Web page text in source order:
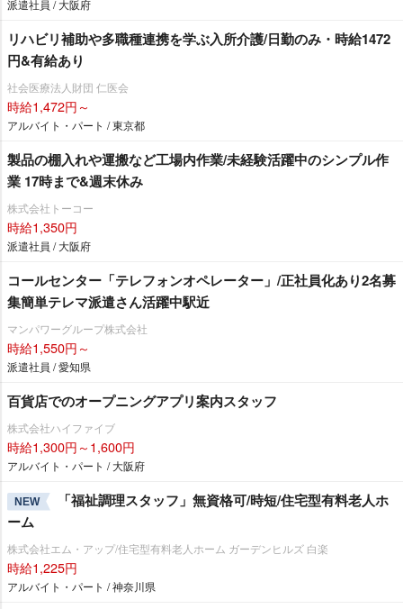
派遣社員 / 大阪府
リハビリ補助や多職種連携を学ぶ入所介護/日勤のみ・時給1472
円&有給あり
社会医療法人財団 仁医会
時給1,472円～
アルバイト・パート / 東京都
製品の棚入れや運搬など工場内作業/未経験活躍中のシンプル作
業 17時まで&週末休み
株式会社トーコー
時給1,350円
派遣社員 / 大阪府
コールセンター「テレフォンオペレーター」/正社員化あり2名募
集簡単テレマ派遣さん活躍中駅近
マンパワーグループ株式会社
時給1,550円～
派遣社員 / 愛知県
百貨店でのオープニングアプリ案内スタッフ
株式会社ハイファイブ
時給1,300円～1,600円
アルバイト・パート / 大阪府
NEW
「福祉調理スタッフ」無資格可/時短/住宅型有料老人ホ
ーム
株式会社エム・アップ/住宅型有料老人ホーム ガーデンヒルズ 白楽
時給1,225円
アルバイト・パート / 神奈川県